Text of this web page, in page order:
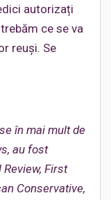
autorizați
ce se va
reuși. Se
în mai mult de
au fost
First
Conservative,